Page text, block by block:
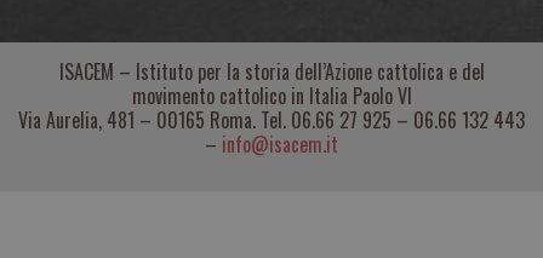
ISACEM – Istituto per la storia dell’Azione cattolica e del
movimento cattolico in Italia Paolo VI
Via Aurelia, 481 – 00165 Roma. Tel. 06.66 27 925 – 06.66 132 443
– info@isacem.it